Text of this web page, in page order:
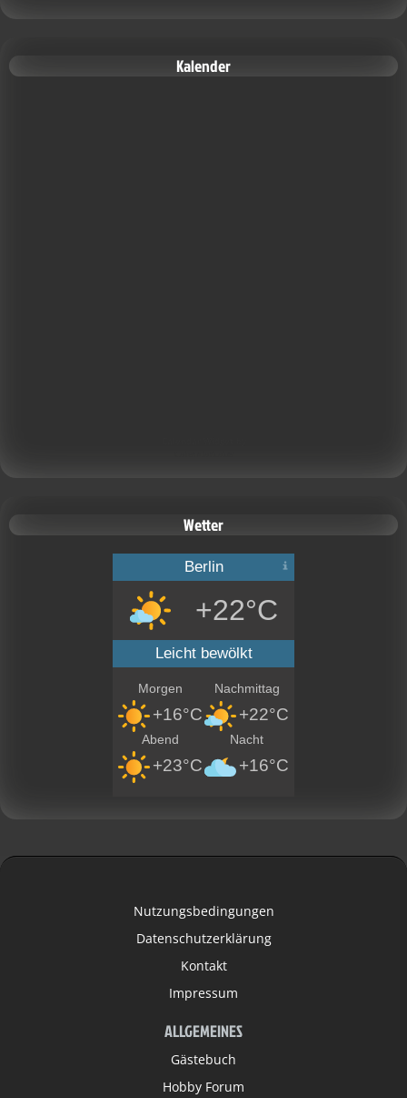
Kalender
Wetter
Berlin
+22°C
Leicht bewölkt
Morgen
+16°C
Nachmittag
+22°C
Abend
+23°C
Nacht
+16°C
Nutzungsbedingungen
Datenschutzerklärung
Kontakt
Impressum
ALLGEMEINES
Gästebuch
Hobby Forum